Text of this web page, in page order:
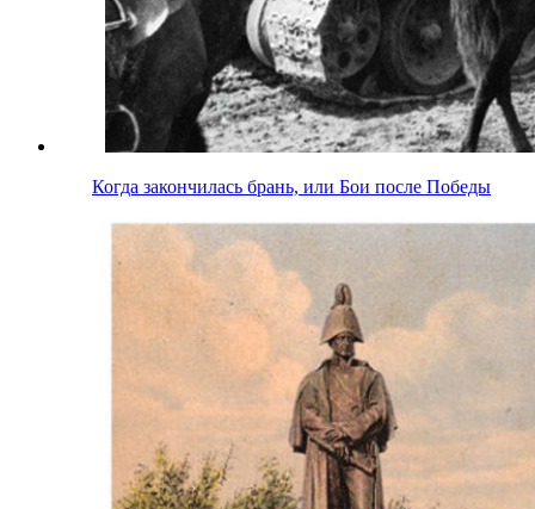
Когда закончилась брань, или Бои после Победы